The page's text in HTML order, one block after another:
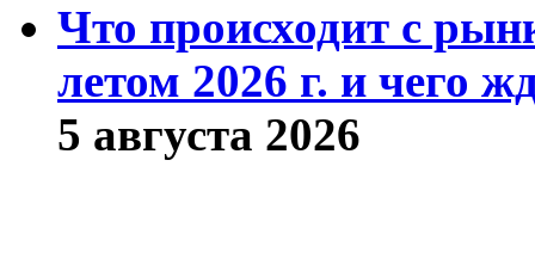
Что происходит с
летом 2026 г. и чего
5 августа 2026